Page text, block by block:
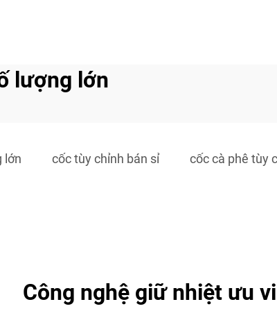
lượng lớn
lớn cốc tùy chỉnh bán sỉ cốc cà phê tùy
Công nghệ giữ nhiệt ưu